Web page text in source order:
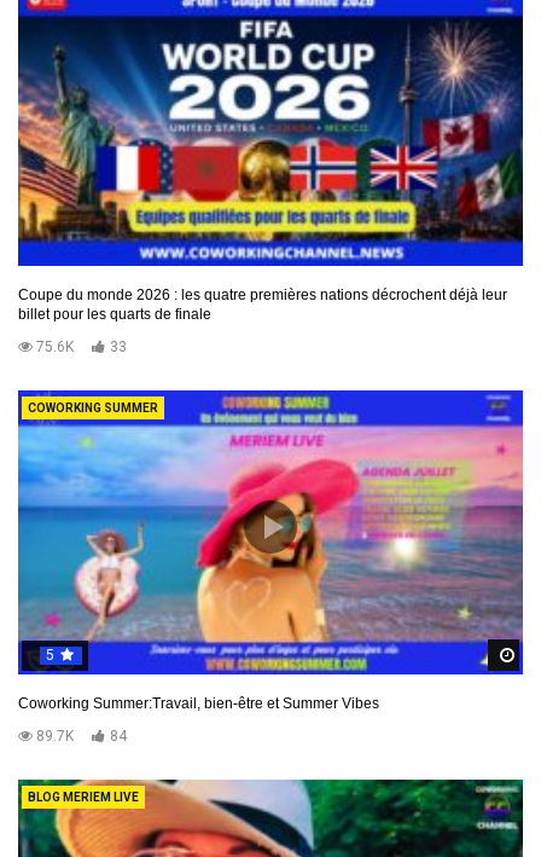
Coupe du monde 2026 : les quatre premières nations décrochent déjà leur
billet pour les quarts de finale
75.6K
33
COWORKING SUMMER
5
Coworking Summer:Travail, bien-être et Summer Vibes
89.7K
84
BLOG MERIEM LIVE